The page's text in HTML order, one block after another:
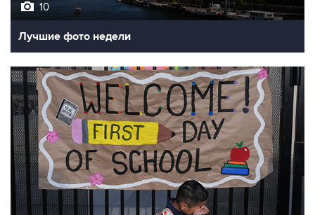
10
Лучшие фото недели